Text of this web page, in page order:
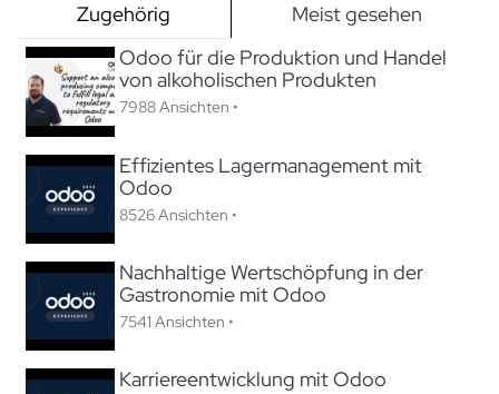
Zugehörig
Meist gesehen
Odoo für die Produktion und Handel
von alkoholischen Produkten
7988 Ansichten •
Effizientes Lagermanagement mit
Odoo
8526 Ansichten •
Nachhaltige Wertschöpfung in der
Gastronomie mit Odoo
7541 Ansichten •
Karriereentwicklung mit Odoo